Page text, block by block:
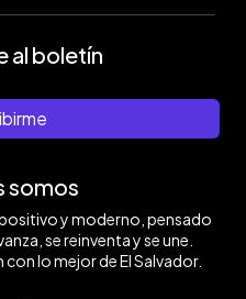
al boletín
somos
y moderno, pensado
se reinventa y se une.
lo mejor de El Salvador.